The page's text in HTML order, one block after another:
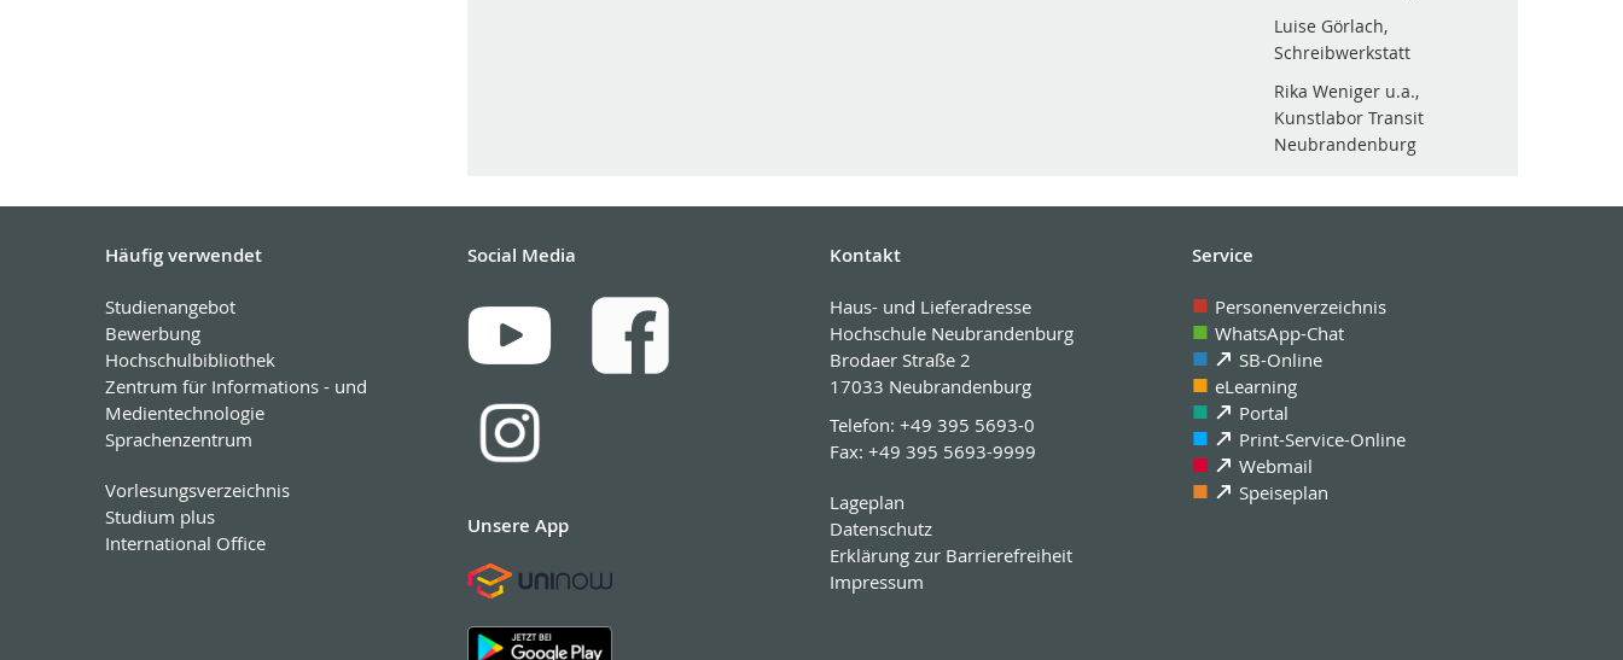
Luise Görlach,
Schreibwerkstatt
Rika Weniger u.a.,
Kunstlabor Transit
Neubrandenburg
Häufig verwendet
Studienangebot
Bewerbung
Hochschulbibliothek
Zentrum für Informations - und
Medientechnologie
Sprachenzentrum
Vorlesungsverzeichnis
Studium plus
International Office
Social Media
Unsere App
Kontakt
Haus- und Lieferadresse
Hochschule Neubrandenburg
Brodaer Straße 2
17033 Neubrandenburg
Telefon: +49 395 5693-0
Fax: +49 395 5693-9999
Lageplan
Datenschutz
Erklärung zur Barrierefreiheit
Impressum
Service
Personenverzeichnis
WhatsApp-Chat
SB-Online
eLearning
Portal
Print-Service-Online
Webmail
Speiseplan